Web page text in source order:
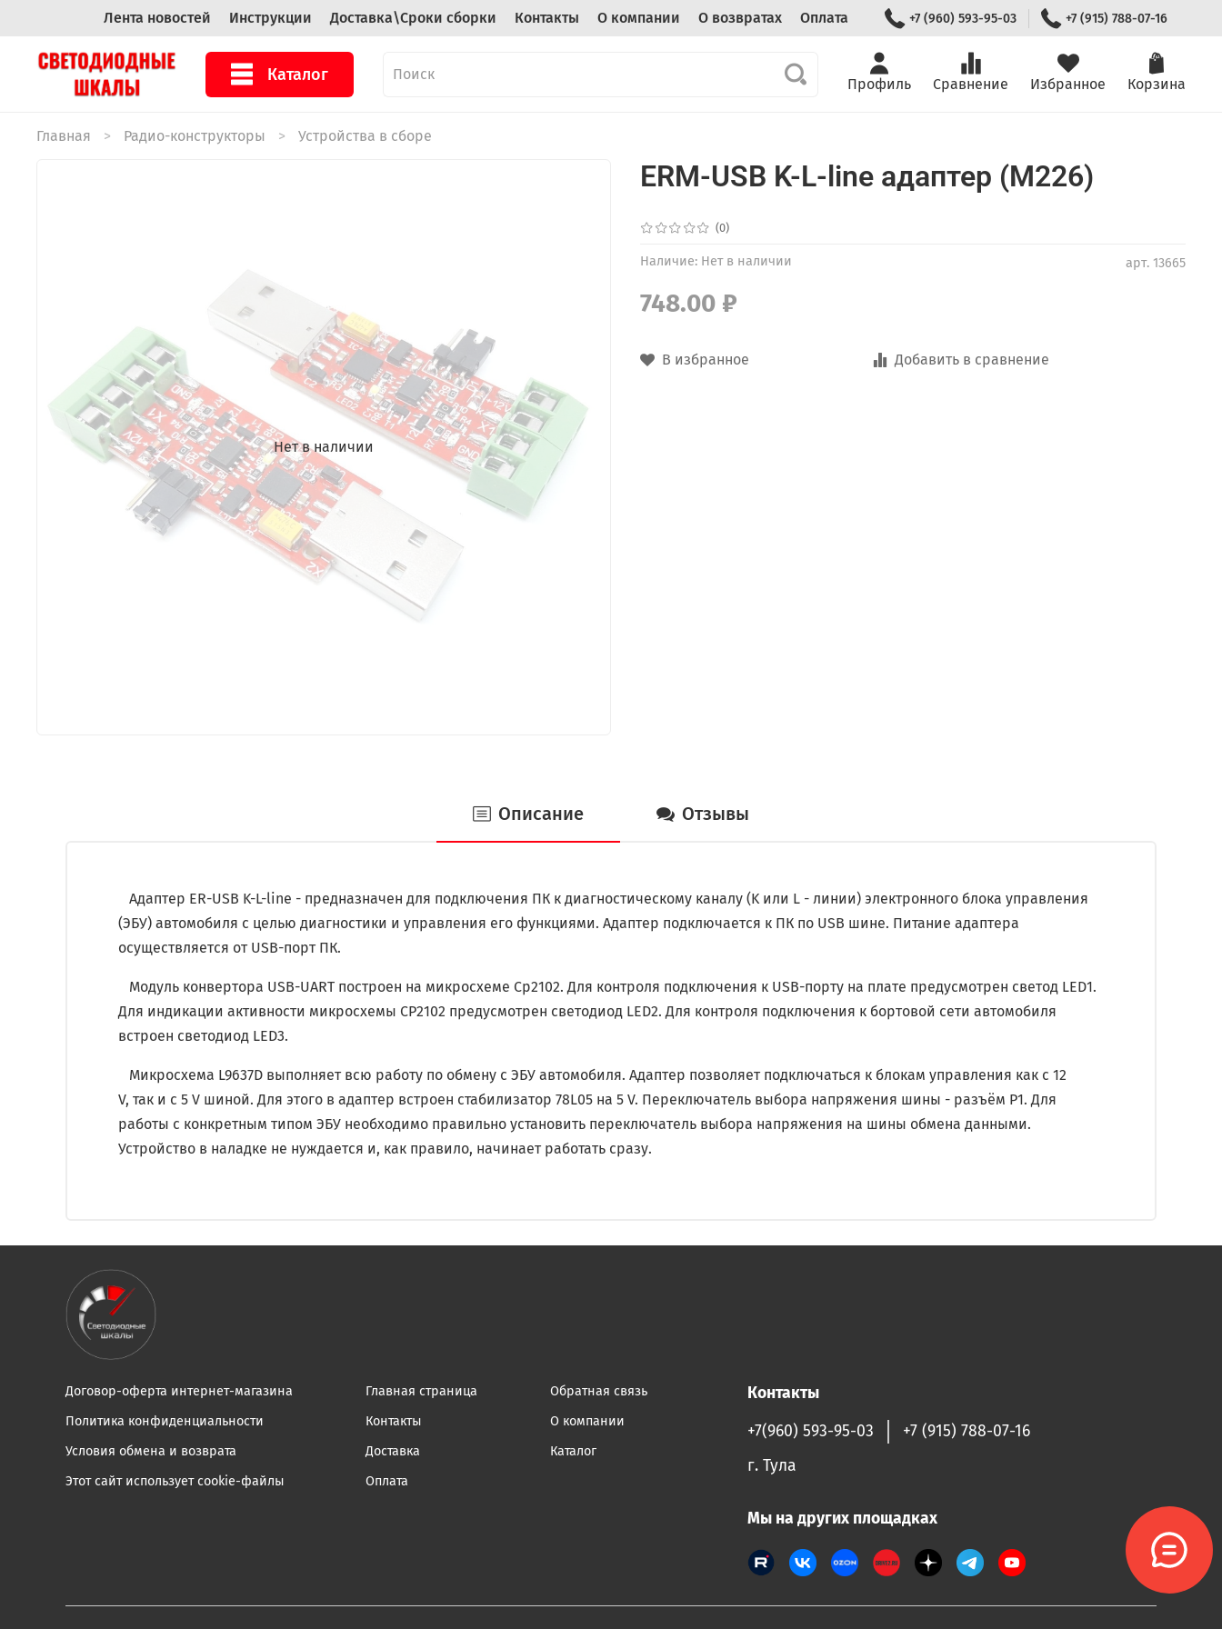
Лента новостей Инструкции Доставка\Сроки сборки Контакты О компании О возвратах Оплата +7 (960) 593-95-03 +7 (915) 788-07-16
Каталог Профиль Сравнение Избранное Корзина
Главная Радио-конструкторы Устройства в сборе
Нет в наличии
(0)
арт. 13665
Наличие: Нет в наличии
ERM-USB K-L-line адаптер (M226)
748.00 ₽
В избранное Добавить в сравнение
Описание Отзывы
Адаптер ER-USB K-L-line - предназначен для подключения ПК к диагностическому каналу (K или L - линии) электронного блока управления
(ЭБУ) автомобиля с целью диагностики и управления его функциями. Адаптер подключается к ПК по USB шине. Питание адаптера
осуществляется от USB-порт ПК.
Модуль конвертора USB-UART построен на микросхеме Cp2102. Для контроля подключения к USB-порту на плате предусмотрен светод LED1.
Для индикации активности микросхемы CP2102 предусмотрен светодиод LED2. Для контроля подключения к бортовой сети автомобиля
встроен светодиод LED3.
Микросхема L9637D выполняет всю работу по обмену с ЭБУ автомобиля. Адаптер позволяет подключаться к блокам управления как с 12
V, так и с 5 V шиной. Для этого в адаптер встроен стабилизатор 78L05 на 5 V. Переключатель выбора напряжения шины - разъём P1. Для
работы с конкретным типом ЭБУ необходимо правильно установить переключатель выбора напряжения на шины обмена данными.
Устройство в наладке не нуждается и, как правило, начинает работать сразу.
Договор-оферта интернет-магазина
Политика конфиденциальности
Условия обмена и возврата
Этот сайт использует cookie-файлы
Главная страница
Контакты
Доставка
Оплата
Обратная связь
О компании
Каталог
Контакты
+7(960) 593-95-03
+7 (915) 788-07-16
г. Тула
Мы на других площадках